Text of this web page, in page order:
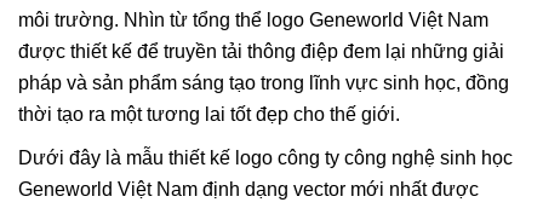
môi trường. Nhìn từ tổng thể logo Geneworld Việt Nam
được thiết kế để truyền tải thông điệp đem lại những giải
pháp và sản phẩm sáng tạo trong lĩnh vực sinh học, đồng
thời tạo ra một tương lai tốt đẹp cho thế giới.
Dưới đây là mẫu thiết kế logo công ty công nghệ sinh học
Geneworld Việt Nam định dạng vector mới nhất được